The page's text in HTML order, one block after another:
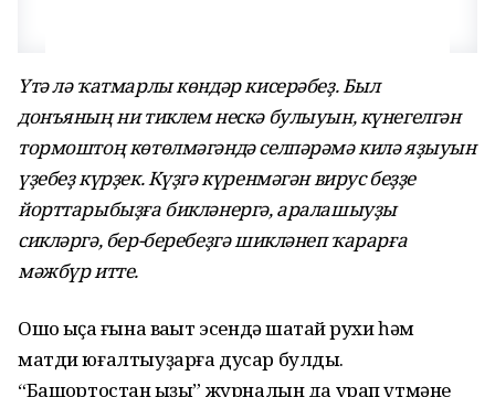
Үтә лә ҡатмарлы көндәр кисерәбеҙ. Был
донъяның ни тиклем нескә булыуын, күнегелгән
тормоштоң көтөлмәгәндә селпәрәмә килә яҙыуын
үҙебеҙ күрҙек. Күҙгә күренмәгән вирус беҙҙе
йорттарыбыҙға бикләнергә, аралашыуҙы
сикләргә, бер-беребеҙгә шикләнеп ҡарарға
мәжбүр итте.
Ошо ҡыҫҡа ғына ваҡыт эсендә шаҡтай рухи һәм
матди юғалтыуҙарға дусар булдыҡ.
“Башҡортостан ҡыҙы” журналын да урап үтмәне